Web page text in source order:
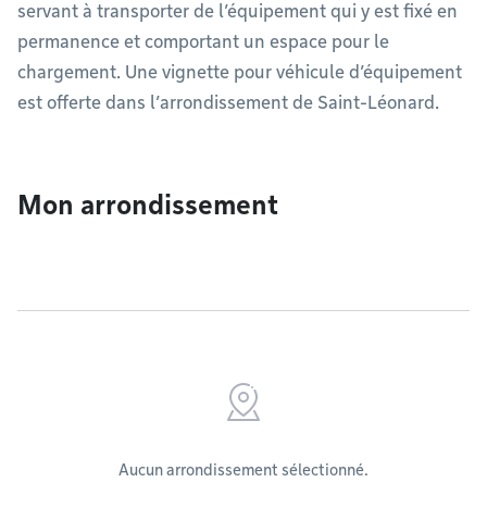
servant à transporter de l’équipement qui y est fixé en
permanence et comportant un espace pour le
chargement. Une vignette pour véhicule d’équipement
est offerte dans l’arrondissement de Saint-Léonard.
Mon arrondissement
Aucun arrondissement sélectionné.